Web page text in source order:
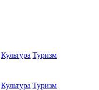
Культура Туризм
Культура Туризм